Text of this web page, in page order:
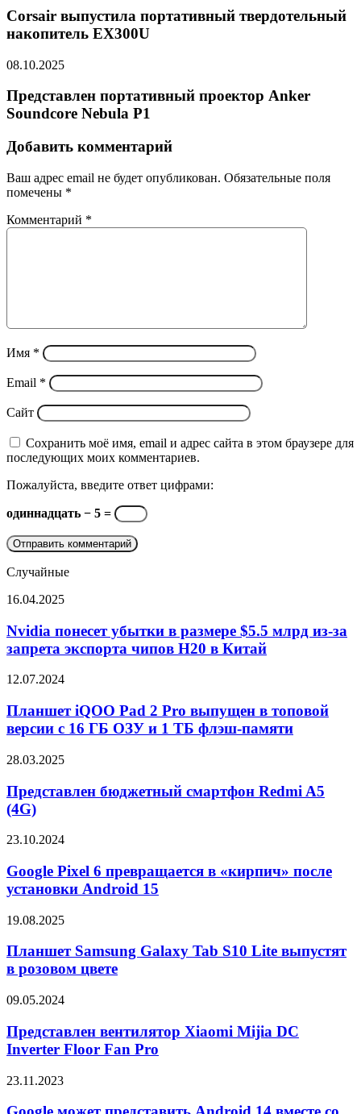
Corsair выпустила портативный твердотельный
накопитель EX300U
08.10.2025
Представлен портативный проектор Anker
Soundcore Nebula P1
Добавить комментарий
Ваш адрес email не будет опубликован. Обязательные поля
помечены *
Комментарий *
Имя *
Email *
Сайт
Сохранить моё имя, email и адрес сайта в этом браузере для
последующих моих комментариев.
Пожалуйста, введите ответ цифрами:
одиннадцать − 5 =
Случайные
Nvidia
убытки
в
размере
млрд
за
запрета
чипов
в
Китай
16.04.2025
Nvidia понесет убытки в размере $5.5 млрд из-за
запрета экспорта чипов H20 в Китай
Планшет
Pad
2
Pro
в
версии
с
ГБ
и
1
ТБ
памяти
12.07.2024
Планшет iQOO Pad 2 Pro выпущен в топовой
версии с 16 ГБ ОЗУ и 1 ТБ флэш-памяти
Представлен
смартфон
Redmi
A5
28.03.2025
Представлен бюджетный смартфон Redmi A5
(4G)
Google
6
превращается
в
после
Android
15
23.10.2024
Google Pixel 6 превращается в «кирпич» после
установки Android 15
Планшет
Galaxy
S10
выпустят
розовом
цвете
19.08.2025
Планшет Samsung Galaxy Tab S10 Lite выпустят
в розовом цвете
Представлен
Xiaomi
Mijia
DC
Floor
09.05.2024
Представлен вентилятор Xiaomi Mijia DC
Inverter Floor Fan Pro
Google
представить
23.11.2023